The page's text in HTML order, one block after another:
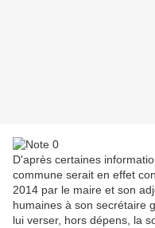
D'après certaines
commune serait en effet
2014 par le maire et son
humaines à son secrétaire
lui verser, hors dépens, la